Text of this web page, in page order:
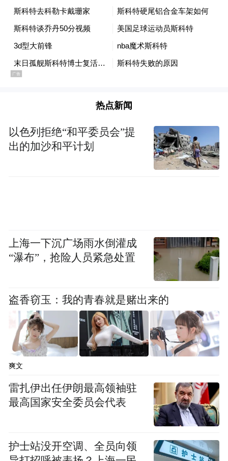
热点新闻
以色列拒绝“和平委员会”提
出的加沙和平计划
上海一下沉广场雨水倒灌成
“瀑布”，抢险人员紧急处置
盗香窃玉：我的青春就是赌出来的
爽文
雷扎伊出任伊朗最高领袖驻
最高国家安全委员会代表
护士站没开空调、全员向领